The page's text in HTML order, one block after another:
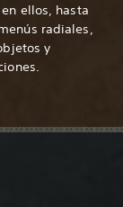
ellos, hasta
radiales,
y